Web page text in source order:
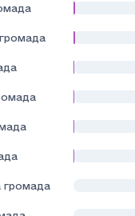
громада